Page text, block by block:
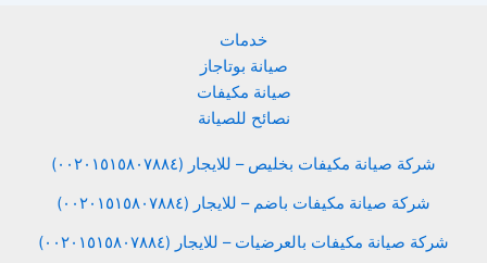
خدمات
صيانة بوتاجاز
صيانة مكيفات
نصائح للصيانة
شركة صيانة مكيفات بخليص – للايجار (٠٠٢٠١٥١٥٨٠٧٨٨٤)
شركة صيانة مكيفات باضم – للايجار (٠٠٢٠١٥١٥٨٠٧٨٨٤)
شركة صيانة مكيفات بالعرضيات – للايجار (٠٠٢٠١٥١٥٨٠٧٨٨٤)